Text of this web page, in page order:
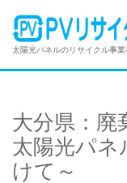
太陽光パネルのリサイクル事
大分県：廃
太陽光パネ
けて～